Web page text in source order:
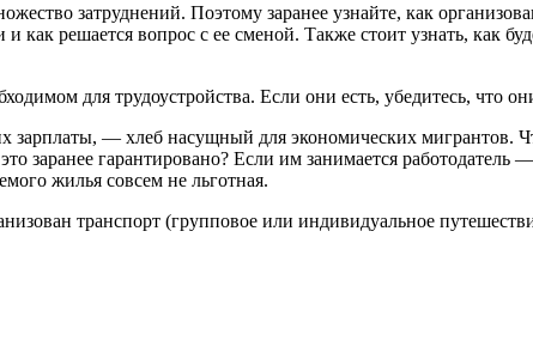
затруднений. Поэтому заранее узнайте, как
решается вопрос с ее сменой. Также стоит узнать, как
для трудоустройства. Если они есть, убедитесь, что
зарплаты, — хлеб насущный для экономических
заранее гарантировано? Если им занимается работодатель
жилья совсем не льготная.
транспорт (групповое или индивидуальное